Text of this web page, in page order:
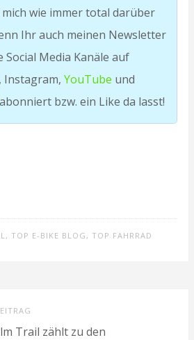
wie immer total darüber
Ihr auch meinen Newsletter
Social Media Kanäle auf
, Instagram, YouTube und
abonniert bzw. ein Like da lasst!
, TOP E-BIKE BLOG , TOP FAHRRAD
Beitrag:
Trail zählt zu den